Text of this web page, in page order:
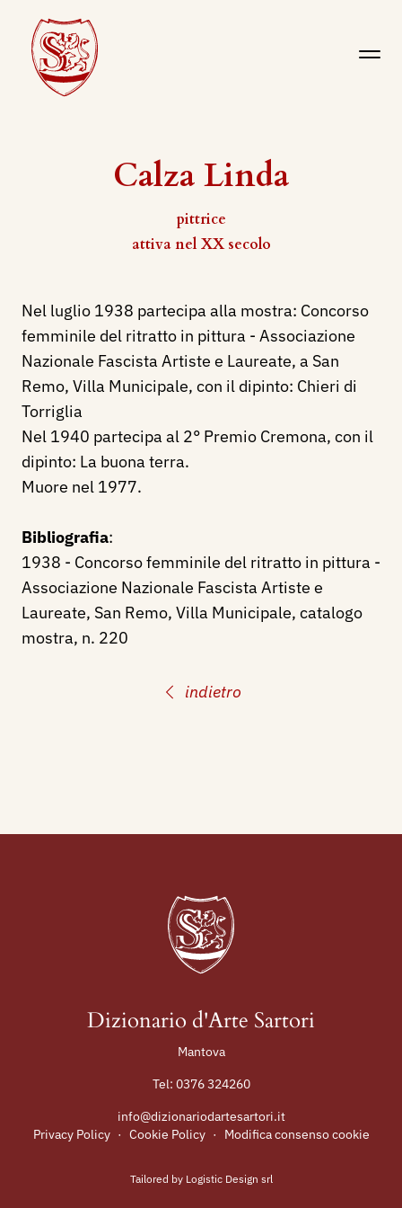
Calza Linda
pittrice
attiva nel XX secolo
indietro
Nel luglio 1938 partecipa alla mostra: Concorso
femminile del ritratto in pittura - Associazione
Nazionale Fascista Artiste e Laureate, a San
Remo, Villa Municipale, con il dipinto: Chieri di
Torriglia
Nel 1940 partecipa al 2° Premio Cremona, con il
dipinto: La buona terra.
Muore nel 1977.
Bibliografia:
1938 - Concorso femminile del ritratto in pittura -
Associazione Nazionale Fascista Artiste e
Laureate, San Remo, Villa Municipale, catalogo
mostra, n. 220
Dizionario d'Arte Sartori
Mantova
Tel: 0376 324260
info@dizionariodartesartori.it
Privacy Policy · Cookie Policy · Modifica consenso cookie
Tailored by Logistic Design srl